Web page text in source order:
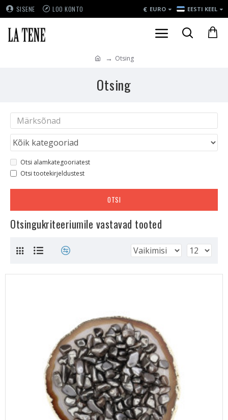
SISENE LOO KONTO € EURO EESTI KEEL
Otsing
Otsing
Otsi alamkategooriatest
Otsi tootekirjeldustest
OTSI
Otsingukriteeriumile vastavad tooted